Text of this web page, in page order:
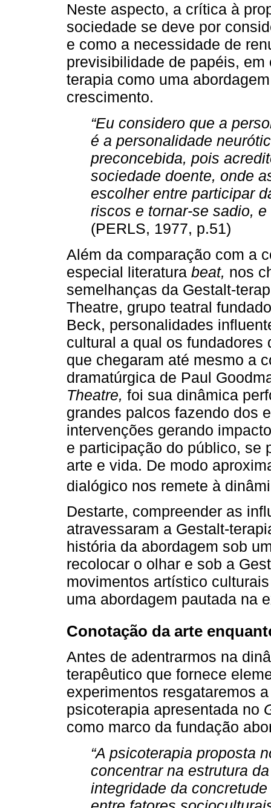
Neste aspecto, a crítica à
sociedade se deve por
e como a necessidade de
previsibilidade de papéis,
terapia como uma
crescimento.
“Eu considero que a
é a personalidade
preconcebida, pois
sociedade doente, onde
escolher entre participar
riscos e tornar-se sadio,
(PERLS, 1977, p.51)
Além da comparação com a
especial literatura beat, nos
semelhanças da Gestalt-
Theatre, grupo teatral
Beck, personalidades
cultural a qual os fundadores
que chegaram até mesmo a
dramatúrgica de Paul
Theatre, foi sua dinâmica
grandes palcos fazendo dos
intervenções gerando
e participação do público, se
arte e vida. De modo
dialógico nos remete à
Destarte, compreender as
atravessaram a Gestalt-
história da abordagem sob
recolocar o olhar e sob a
movimentos artístico
uma abordagem pautada na
Conotação da arte
Antes de adentrarmos na
terapêutico que fornece
experimentos resgataremos
psicoterapia apresentada no
como marco da fundação
“A psicoterapia proposta
concentrar na estrutura
integridade da